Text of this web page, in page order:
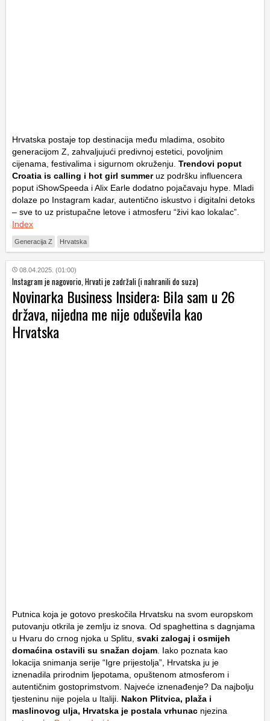
Hrvatska postaje top destinacija među mladima, osobito
generacijom Z, zahvaljujući predivnoj estetici, povoljnim
cijenama, festivalima i sigurnom okruženju. Trendovi poput
Croatia is calling i hot girl summeruz podršku influencera
poput iShowSpeeda i Alix Earle dodatno pojačavaju hype. Mladi
dolaze po Instagram kadar, autentično iskustvo i digitalni detoks
– sve to uz pristupačne letove i atmosferu “živi kao lokalac”.
Index
Generacija Z Hrvatska
08.04.2025. (01:00)
Instagram je nagovorio, Hrvati je zadržali (i nahranili do suza)
Novinarka Business Insidera: Bila sam u 26
država, nijedna me nije oduševila kao
Hrvatska
Putnica koja je gotovo preskočila Hrvatsku na svom europskom
putovanju otkrila je zemlju iz snova. Od spaghettina s dagnjama
u Hvaru do crnog njoka u Splitu, svaki zalogaj i osmijeh
domaćina ostavili su snažan dojam . Iako poznata kao
lokacija snimanja serije “Igre prijestolja”, Hrvatska ju je
iznenadila prirodnim ljepotama, opuštenom atmosferom i
autentičnim gostoprimstvom. Najveće iznenađenje? Da najbolju
tjesteninu nije pojela u Italiji. Nakon Plitvica, plaža i
maslinovog ulja, Hrvatska je postala vrhunac njezina